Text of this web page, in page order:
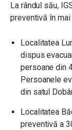
La rândul său,
preventivă în
Localitatea
dispus
persoane din
Persoanele
din satul
Localitatea
preventivă a